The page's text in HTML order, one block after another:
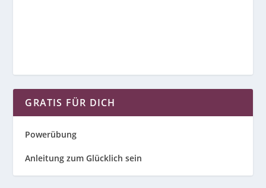
GRATIS FÜR DICH
Powerübung
Anleitung zum Glücklich sein